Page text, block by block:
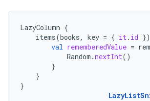
LazyColumn {
items(books, key = { it. id })
val rememberedValue =
Random .nextInt()
}
}
}